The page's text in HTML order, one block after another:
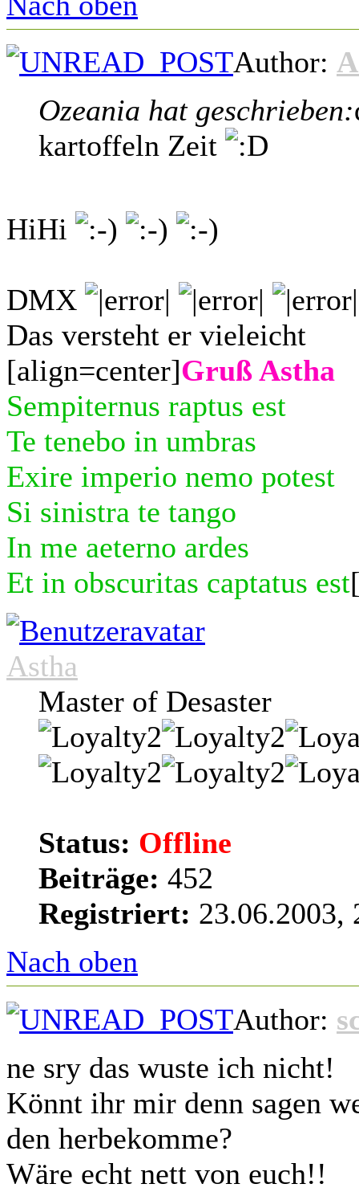
Author:
Ozeania hat geschrieben:
kartoffeln Zeit
HiHi
DMX
Das versteht er vieleicht
[align=center]Gruß Astha
Sempiternus raptus est
Te tenebo in umbras
Exire imperio nemo potest
Si sinistra te tango
In me aeterno ardes
Et in obscuritas captatus est
Astha
Master of Desaster
Status: Offline
Beiträge: 452
Registriert: 23.06.2003,
Nach oben
Author:
ne sry das wuste ich nicht!
Könnt ihr mir denn sagen
den herbekomme?
Wäre echt nett von euch!!